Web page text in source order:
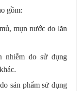
gồm:
mụn nước do lăn
nhiễm do sử dụng
sản phẩm sử dụng